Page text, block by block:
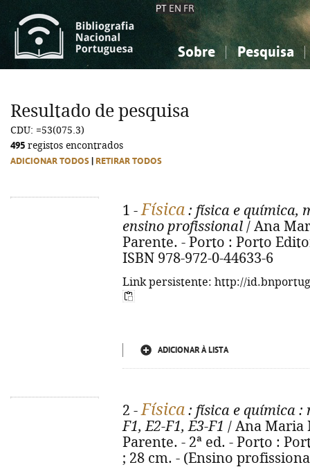
PT EN FR
Sobre Pesquisa
Ciências sociais...
Ciências sociais...
Resultado de pesquisa
CDU: =53(075.3)
495 registos encontrados
ADICIONAR TODOS RETIRAR TODOS
1 -Física : física e química,
ensino profissional / Ana
Parente. - Porto : Porto
ISBN 978-972-0-44633-6
Link persistente: http://
ADICIONAR À LISTA
2 -Física : física e química :
F1, E2-F1, E3-F1 / Ana Maria
Parente. - 2ª ed. - Porto :
; 28 cm. - (Ensino